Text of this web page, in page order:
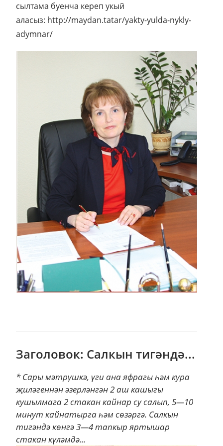
сылтама буенча кереп укый
аласыз: http://maydan.tatar/yakty-yulda-nykly-
adymnar/
Заголовок: Салкын тигәндә...
* Сары мәтрүшкә, үги ана яфрагы һәм кура
җиләгеннән әзерләнгән 2 аш кашыгы
кушылмага 2 стакан кайнар су салып, 5—10
минут кайнатырга һәм сөзәргә. Салкын
тигәндә көнгә 3—4 тапкыр яртышар
стакан күләмдә...